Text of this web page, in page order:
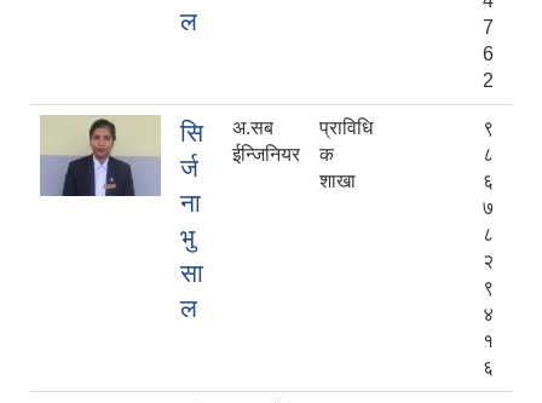
ल
7
6
2
सि
र्ज
ना
भु
सा
ल
अ.सब
ईन्जिनियर
प्राविधि
क
शाखा
९
८
६
७
८
२
९
४
१
६